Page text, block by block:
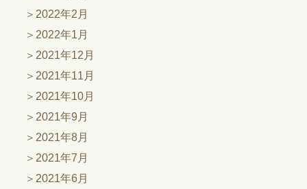
2022年2月
2022年1月
2021年12月
2021年11月
2021年10月
2021年9月
2021年8月
2021年7月
2021年6月